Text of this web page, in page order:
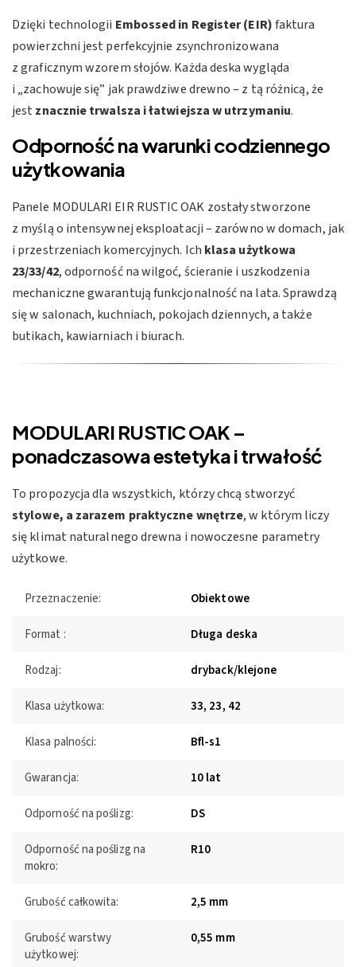
Dzięki technologii Embossed in Register (EIR)faktura
powierzchni jest perfekcyjnie zsynchronizowana
z graficznym wzorem słojów. Każda deska wygląda
i „zachowuje się” jak prawdziwe drewno – z tą różnicą, że
jest znacznie trwalsza i łatwiejsza w utrzymaniu.
Odporność na warunki codziennego
użytkowania
Panele MODULARI EIR RUSTIC OAK zostały stworzone
z myślą o intensywnej eksploatacji – zarówno w domach, jak
i przestrzeniach komercyjnych. Ich klasa użytkowa
23/33/42, odporność na wilgoć, ścieranie i uszkodzenia
mechaniczne gwarantują funkcjonalność na lata. Sprawdzą
się w salonach, kuchniach, pokojach dziennych, a także
butikach, kawiarniach i biurach.
MODULARI RUSTIC OAK –
ponadczasowa estetyka i trwałość
To propozycja dla wszystkich, którzy chcą stworzyć
stylowe, a zarazem praktyczne wnętrze, w którym liczy
się klimat naturalnego drewna i nowoczesne parametry
użytkowe.
Przeznaczenie: Obiektowe
Format : Długa deska
Rodzaj: dryback/klejone
Klasa użytkowa: 33, 23, 42
Klasa palności: Bfl-s1
Gwarancja: 10 lat
Odporność na poślizg: DS
Odporność na poślizg na
mokro:
R10
Grubość całkowita: 2,5 mm
Grubość warstwy
użytkowej:
0,55 mm